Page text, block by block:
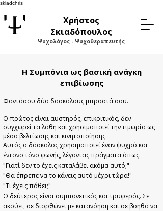
skiadchris
Ψυχολόγος - Ψυχοθεραπευτής
Χρήστος
Σκιαδόπουλος
Η Συμπόνια ως βασική ανάγκη
επιβίωσης
Φαντάσου δύο δασκάλους μπροστά σου.
Ο πρώτος είναι αυστηρός, επικριτικός, δεν
συγχωρεί τα λάθη και χρησιμοποιεί την τιμωρία ως
μέσο βελτίωσης και κινητοποίησης.
Αυτός ο δάσκαλος χρησιμοποιεί έναν ψυχρό και
έντονο τόνο φωνής, λέγοντας πράγματα όπως:
"Γιατί δεν το έχεις καταλάβει ακόμα αυτό;"
"Θα έπρεπε να το κάνεις αυτό μέχρι τώρα!"
"Τι έχεις πάθει;"
Ο δεύτερος είναι συμπονετικός και τρυφερός. Σε
ακούει, σε διορθώνει με κατανόηση και σε βοηθά να